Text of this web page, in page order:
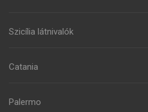
Szicília látnivalók
Catania
Palermo